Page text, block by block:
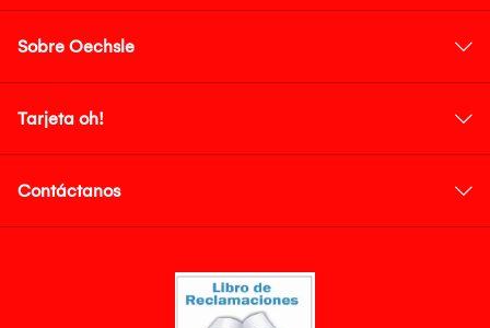
Sobre Oechsle
Tarjeta oh!
Contáctanos